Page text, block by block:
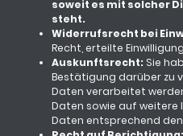
soweit es mit solcher
steht.
Widerrufsrecht bei
Recht, erteilte
Auskunftsrecht: Sie
Bestätigung darüber zu
Daten verarbeitet
Daten sowie auf
Daten entsprechend